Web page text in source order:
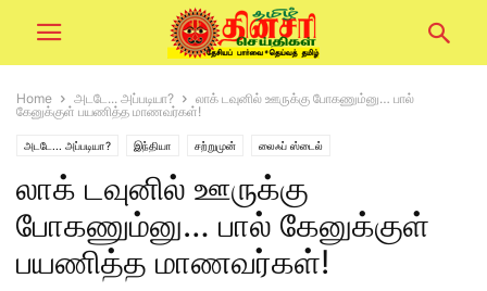
Home அடடே... அப்படியா?
லாக் டவுனில் ஊருக்கு போகணும்னு… பால்
கேனுக்குள் பயணித்த மாணவர்கள்!
அடடே... அப்படியா? இந்தியா சற்றுமுன் லைஃப் ஸ்டைல்
லாக் டவுனில் ஊருக்கு
போகணும்னு… பால் கேனுக்குள்
பயணித்த மாணவர்கள்!